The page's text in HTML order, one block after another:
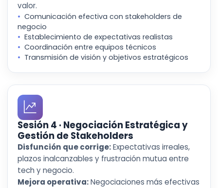
valor.
Comunicación efectiva con stakeholders de
negocio
Establecimiento de expectativas realistas
Coordinación entre equipos técnicos
Transmisión de visión y objetivos estratégicos
Sesión 4 · Negociación Estratégica y
Gestión de Stakeholders
Disfunción que corrige:Expectativas irreales,
plazos inalcanzables y frustración mutua entre
tech y negocio.
Mejora operativa:Negociaciones más efectivas